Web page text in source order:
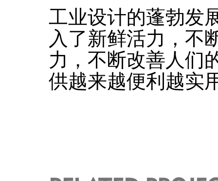
工业设计的蓬勃发
入了新鲜活力，不
力，不断改善人们
供越来越便利越实